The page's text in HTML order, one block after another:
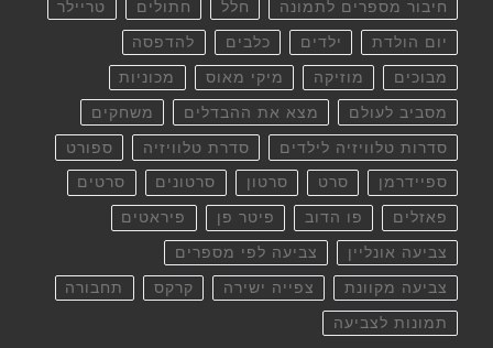
חיבור מספרים לתמונה חלל חתולים טריילר
יום הולדת ילדים כלבים להדפסה
מבוכים מוזיקה מיקי מאוס מכוניות
מסביב לעולם מצא את ההבדלים משחקים
סדרות טלוויזיה לילדים סדרת טלוויזיה ספורט
ספיידרמן סרט סרטון סרטונים סרטים
פאזלים פו הדוב פיטר פן פיראטים
צביעה אונליין צביעה לפי מספרים
צביעה מקוונת צפייה ישירה קרקס תחבורה
תמונות לצביעה